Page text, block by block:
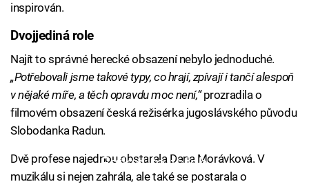
inspirován.
Dvojjediná role
Najít to správné herecké obsazení nebylo jednoduché.
„Potřebovali jsme takové typy, co hrají, zpívají i tančí alespoň
v nějaké míře, a těch opravdu moc není,“prozradila o
filmovém obsazení česká režisérka jugoslávského původu
Slobodanka Radun.
Failed to fetch
Dvě profese najednou obstarala Dana Morávková. V
muzikálu si nejen zahrála, ale také se postarala o